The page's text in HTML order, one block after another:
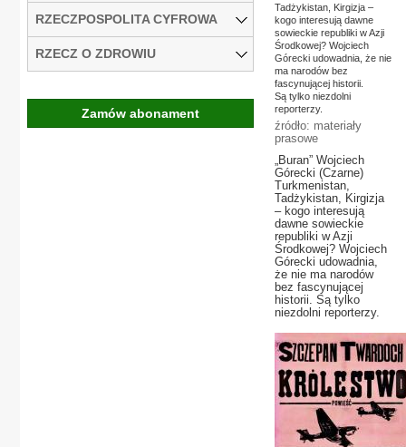
źródło: materiały
prasowe
„Buran” Wojciech
Górecki (Czarne)
Turkmenistan,
Tadżykistan, Kirgizja
– kogo interesują
dawne sowieckie
republiki w Azji
Środkowej? Wojciech
Górecki udowadnia,
że nie ma narodów
bez fascynującej
historii. Są tylko
niezdolni reporterzy.
RZECZPOSPOLITA CYFROWA
RZECZ O ZDROWIU
Zamów abonament